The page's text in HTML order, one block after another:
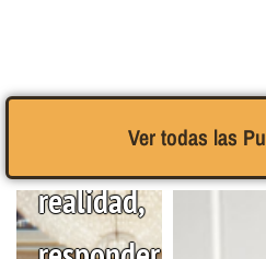
Ver todas las
realidad,